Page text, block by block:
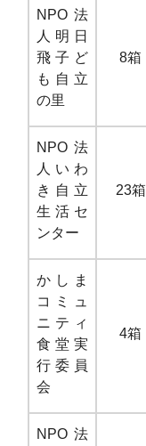
NPO 法
人明日
飛子ど
も自立
の里
8箱
NPO 法
人いわ
き自立
生活セ
ンター
23箱
かしま
コミュ
ニティ
食堂実
行委員
会
4箱
NPO法